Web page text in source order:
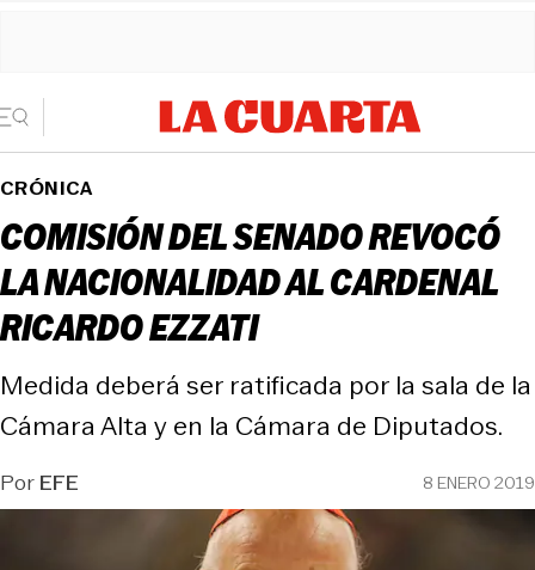
CRÓNICA
COMISIÓN DEL SENADO REVOCÓ
LA NACIONALIDAD AL CARDENAL
RICARDO EZZATI
Medida deberá ser ratificada por la sala de la
Cámara Alta y en la Cámara de Diputados.
PorEFE 8 ENERO 2019